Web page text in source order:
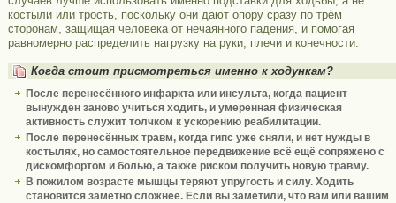
костыли или трость, поскольку они дают опору сразу по трём
сторонам, защищая человека от нечаянного падения, и помогая
равномерно распределить нагрузку на руки, плечи и конечности.
Когда стоит присмотреться именно к ходункам?
После перенесённого инфаркта или инсульта, когда пациент
вынужден заново учиться ходить, и умеренная физическая
активность служит толчком к ускорению реабилитации.
После перенесённых травм, когда гипс уже сняли, и нет нужды в
костылях, но самостоятельное передвижение всё ещё сопряжено с
дискомфортом и болью, а также риском получить новую травму.
В пожилом возрасте мышцы теряют упругость и силу. Ходить
становится заметно сложнее. Если вы заметили, что вам или вашим